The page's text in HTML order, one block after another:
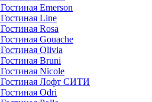
Гостиная Emerson
Гостиная Line
Гостиная Rosa
Гостиная Gouache
Гостиная Olivia
Гостиная Bruni
Гостиная Nicole
Гостиная Лофт СИТИ
Гостиная Odri